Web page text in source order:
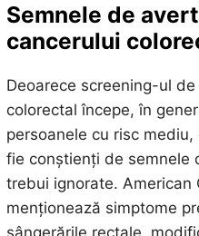
Semnele de
cancerului
Deoarece screening-ul
colorectal începe, în
persoanele cu risc
fie conștienți de semnele
trebui ignorate. American
menționează simptome
sângerările rectale,